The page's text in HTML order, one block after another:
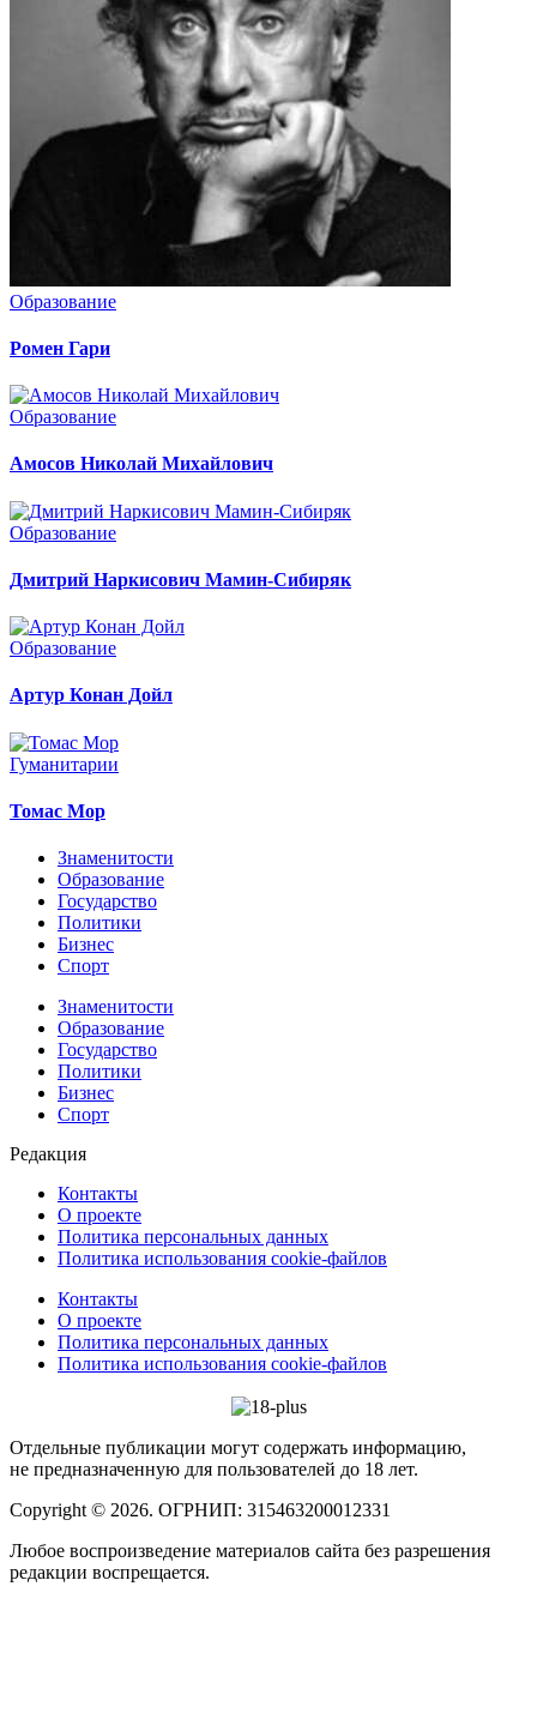
Образование
Ромен Гари
Образование
Амосов Николай Михайлович
Образование
Дмитрий Наркисович Мамин-Сибиряк
Образование
Артур Конан Дойл
Гуманитарии
Томас Мор
Знаменитости
Образование
Государство
Политики
Бизнес
Спорт
Знаменитости
Образование
Государство
Политики
Бизнес
Спорт
Редакция
Контакты
О проекте
Политика персональных данных
Политика использования cookie-файлов
Контакты
О проекте
Политика персональных данных
Политика использования cookie-файлов
Отдельные публикации могут содержать информацию,
не предназначенную для пользователей до 18 лет.
Copyright © 2026. ОГРНИП: 315463200012331
Любое воспроизведение материалов сайта без разрешения
редакции воспрещается.